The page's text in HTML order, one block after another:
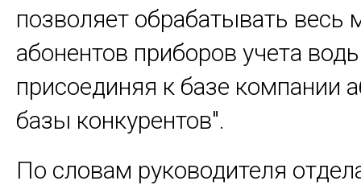
позволяет обрабатывать весь
абонентов приборов учета
присоединяя к базе компании
базы конкурентов".
По словам руководителя